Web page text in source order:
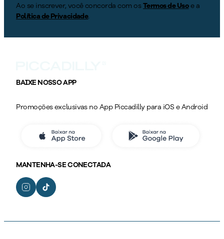
Ao se inscrever, você concorda com osTermos de Usoe a
Política de Privacidade.
BAIXE NOSSO APP
Promoções exclusivas no App Piccadilly para iOS e Android
MANTENHA-SE CONECTADA